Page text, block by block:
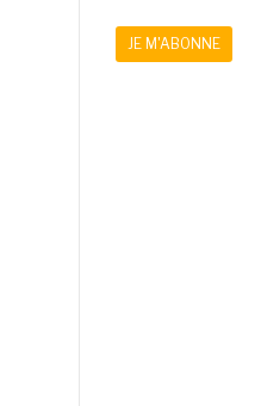
JE M'ABONNE